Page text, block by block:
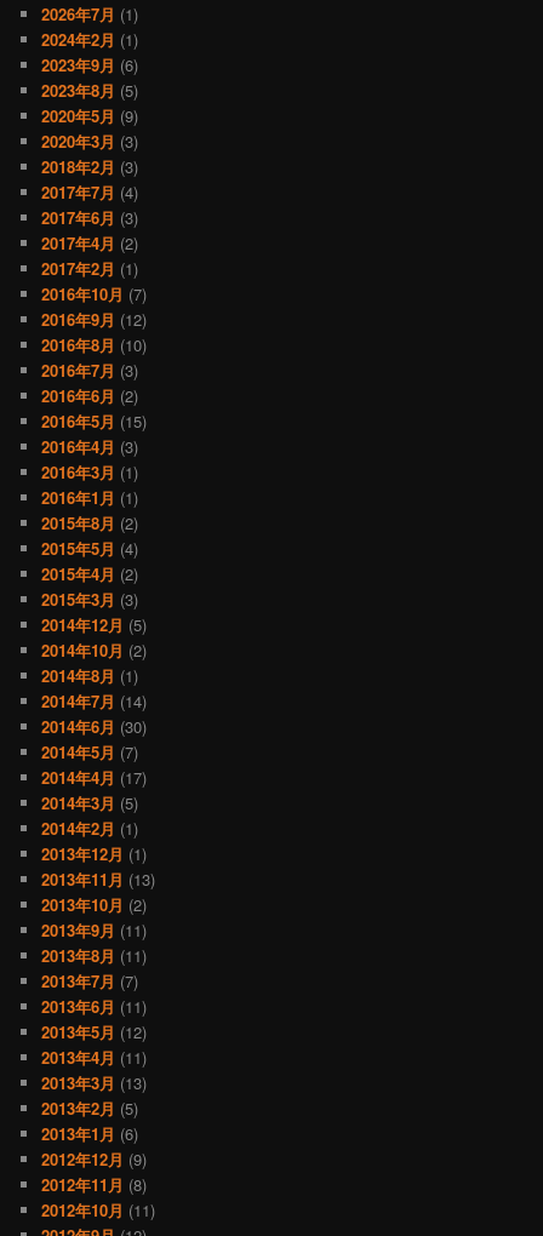
2026年7月 (1)
2024年2月 (1)
2023年9月 (6)
2023年8月 (5)
2020年5月 (9)
2020年3月 (3)
2018年2月 (3)
2017年7月 (4)
2017年6月 (3)
2017年4月 (2)
2017年2月 (1)
2016年10月 (7)
2016年9月 (12)
2016年8月 (10)
2016年7月 (3)
2016年6月 (2)
2016年5月 (15)
2016年4月 (3)
2016年3月 (1)
2016年1月 (1)
2015年8月 (2)
2015年5月 (4)
2015年4月 (2)
2015年3月 (3)
2014年12月 (5)
2014年10月 (2)
2014年8月 (1)
2014年7月 (14)
2014年6月 (30)
2014年5月 (7)
2014年4月 (17)
2014年3月 (5)
2014年2月 (1)
2013年12月 (1)
2013年11月 (13)
2013年10月 (2)
2013年9月 (11)
2013年8月 (11)
2013年7月 (7)
2013年6月 (11)
2013年5月 (12)
2013年4月 (11)
2013年3月 (13)
2013年2月 (5)
2013年1月 (6)
2012年12月 (9)
2012年11月 (8)
2012年10月 (11)